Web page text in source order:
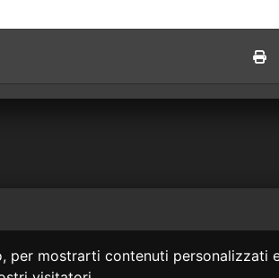
mostrarti contenuti personalizzati
siti collegati.
legale.